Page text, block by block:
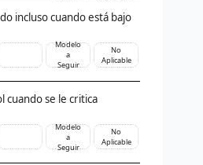
incluso cuando está bajo
Modelo
a
Seguir
No
Aplicable
cuando se le critica
Modelo
a
Seguir
No
Aplicable